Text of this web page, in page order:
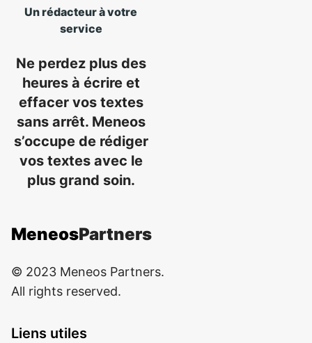
Un rédacteur à votre
service
Ne perdez plus des
heures à écrire et
effacer vos textes
sans arrêt. Meneos
s’occupe de rédiger
vos textes avec le
plus grand soin.
MeneosPartners
© 2023 Meneos Partners.
All rights reserved.
Liens utiles